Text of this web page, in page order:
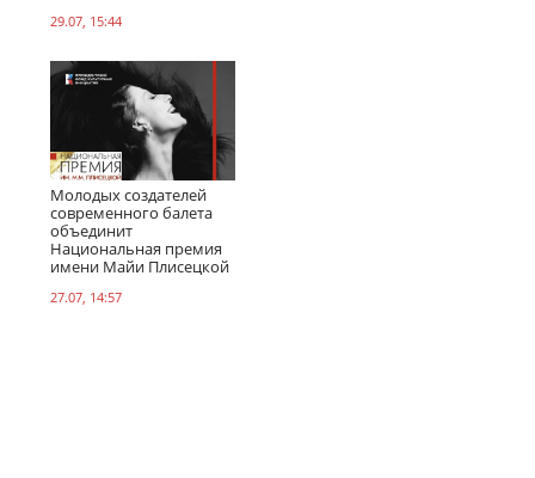
29.07, 15:44
Молодых создателей
современного балета
объединит
Национальная премия
имени Майи Плисецкой
27.07, 14:57